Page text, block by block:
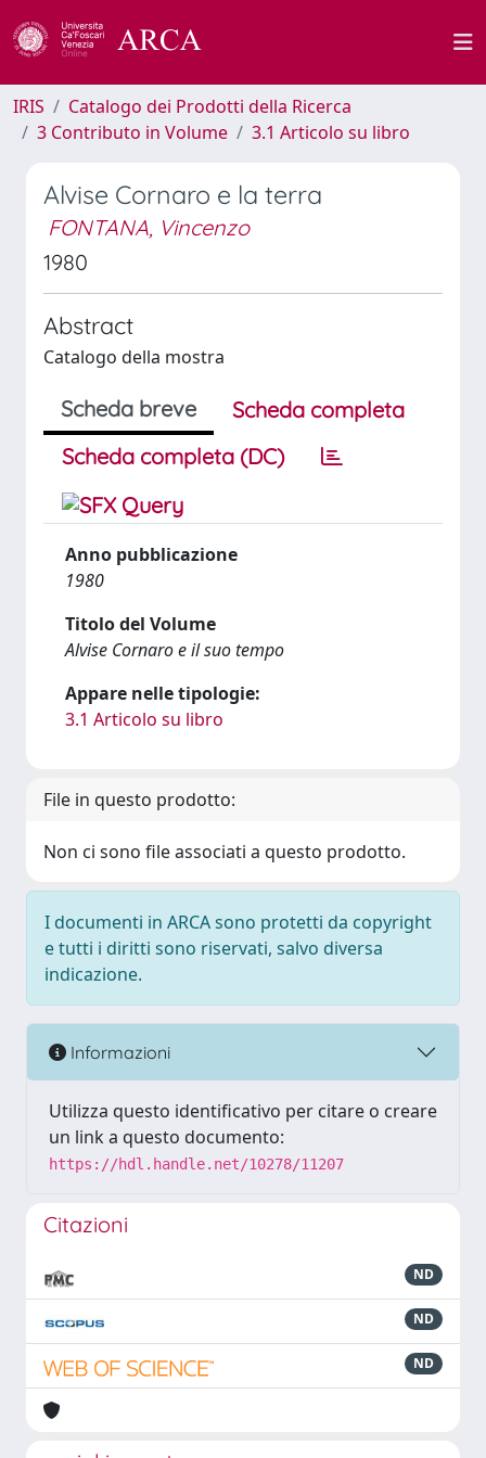
IRIS
Catalogo dei Prodotti della Ricerca
3 Contributo in Volume
3.1 Articolo su libro
Alvise Cornaro e la terra
FONTANA, Vincenzo
1980
Abstract
Catalogo della mostra
Scheda breve
Scheda completa
Scheda completa (DC)
Anno pubblicazione
1980
Titolo del Volume
Alvise Cornaro e il suo tempo
Appare nelle tipologie:
3.1 Articolo su libro
File in questo prodotto:
Non ci sono file associati a questo prodotto.
I documenti in ARCA sono protetti da copyright
e tutti i diritti sono riservati, salvo diversa
indicazione.
Informazioni
Utilizza questo identificativo per citare o creare
un link a questo documento:
https://hdl.handle.net/10278/11207
Citazioni
ND
ND
ND